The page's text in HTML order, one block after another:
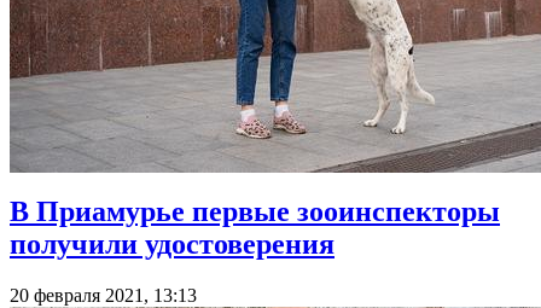
В Приамурье первые зооинспекторы
получили удостоверения
20 февраля 2021, 13:13